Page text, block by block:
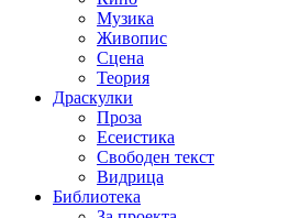
Музика
Живопис
Сцена
Теория
Драскулки
Проза
Есеистика
Свободен текст
Видрица
Библиотека